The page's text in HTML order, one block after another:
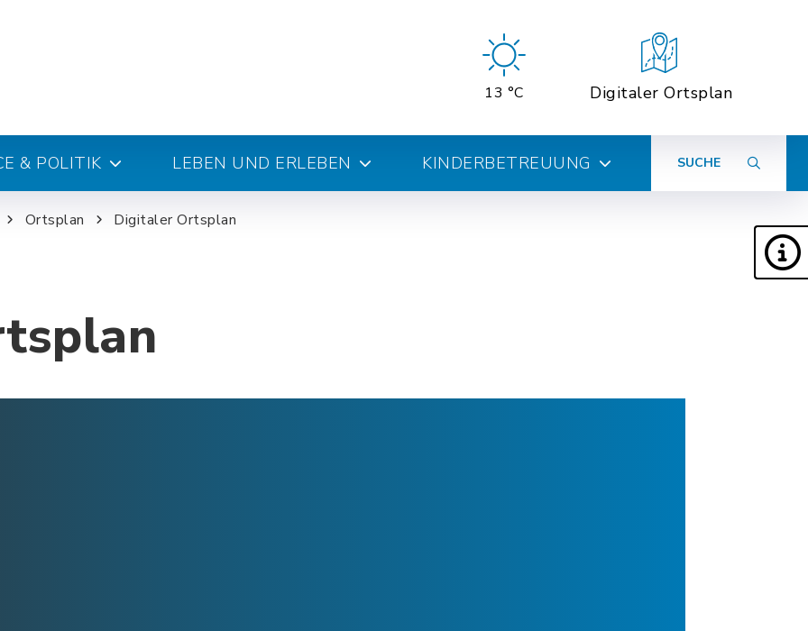
13 °C Digitaler Ortsplan
& POLITIK LEBEN UND ERLEBEN KINDERBETREUUNG SUCHE
Ortsplan Digitaler Ortsplan